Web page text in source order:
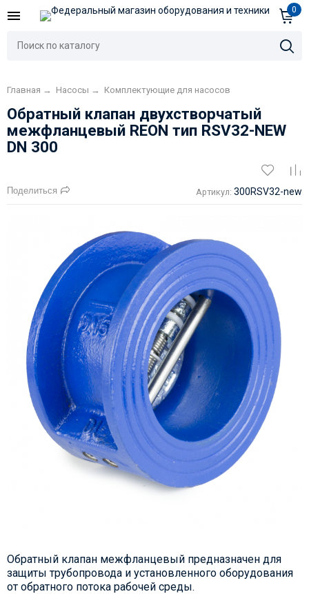
0
Главная → Насосы → Комплектующие для насосов
Обратный клапан двухстворчатый
межфланцевый REON тип RSV32-NEW
DN 300
Поделиться Артикул: 300RSV32-new
Обратный клапан межфланцевый предназначен для
защиты трубопровода и установленного оборудования
от обратного потока рабочей среды.